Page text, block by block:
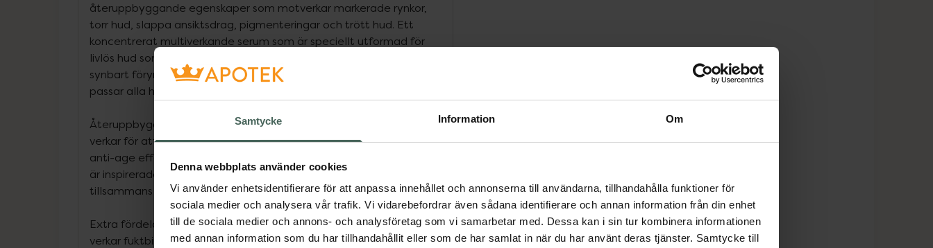
Samtycke Information Om
Denna webbplats använder cookies
Vi använder enhetsidentifierare för att anpassa innehållet och annonserna till användarna, tillhandahålla funktioner för
sociala medier och analysera vår trafik. Vi vidarebefordrar även sådana identifierare och annan information från din enhet
till de sociala medier och annons- och analysföretag som vi samarbetar med. Dessa kan i sin tur kombinera informationen
med annan information som du har tillhandahållit eller som de har samlat in när du har använt deras tjänster. Samtycke till
återuppbyggande egenskaper som motverkar markerade rynkor,
torr hud, slappa ansiktsdrag, pigmenteringar och trött hud. Ett
koncentrerat multiverkande serum som är speciellt utformad för
livlös hud som inspirerats av skönhetstekniker som är kända för sina
synbart föryngrande effekter. Återfuktande splash-textur och
passar alla hudtyper.
Återuppbyggande näring: 3 närande ingredienser som tillsammans
verkar för att huden ska återfå sin smidighet och vitalitet. Intensiv
anti-age effekt: 50 meso-ingredienser + 4 cellulära boosters som
är inspirerade av tekniker inom skönhetsmedicin som verkar
tillsammans på alla hudens tecken på åldrande.
Extra fördelar: Brun algextrakt som stärker upp hudbarriären och
verkar fuktbindande.